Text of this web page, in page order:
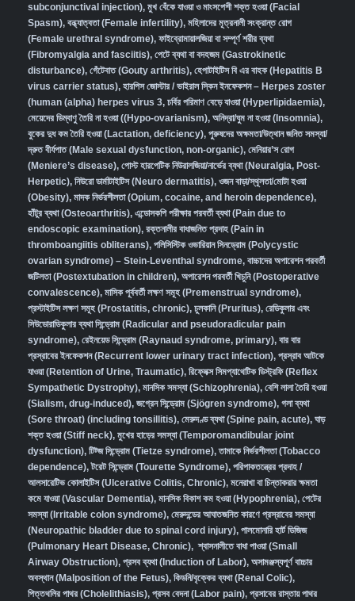
subconjunctival injection), মুখ বেঁকে যাওয়া ও মাংসপেশী শক্ত হওয়া (Facial
Spasm), বন্ধ্যাত্বতা (Female infertility), মহিলাদের মূত্রনালী সংক্রান্ত রোগ
(Female urethral syndrome), ফাইব্রোমায়ালজিয়া বা সম্পূর্ণ শরীর ব্যথা
(Fibromyalgia and fasciitis), পেটে ব্যথা বা বদহজম (Gastrokinetic
disturbance), গেঁটেবাত (Gouty arthritis), হেপাটাইটিস বি এর বাহক (Hepatitis B
virus carrier status), হারপিস জোস্টার / ভাইরাল স্কিন ইনফেকশন – Herpes zoster
(human (alpha) herpes virus 3, চর্বির পরিমাণ বেড়ে যাওয়া (Hyperlipidaemia),
মেয়েদের ডিম্বাণু তৈরি না হওয়া ((Hypo-ovarianism), অনিদ্রা/ঘুম না হওয়া (Insomnia),
বুকের দুধ কম তৈরি হওয়া (Lactation, deficiency), পুরুষদের অক্ষমতা/উত্থান জনিত সমস্যা/
দ্রুত বীর্যপাত (Male sexual dysfunction, non-organic), মেনিয়ার’স রোগ
(Meniere’s disease), পোস্ট হারপেটিক নিউরালজিয়া/নার্ভের ব্যথা (Neuralgia, Post-
Herpetic), নিউরো ডার্মাটাইটিস (Neuro dermatitis), ওজন বাড়া/স্থূলতা/মোটা হওয়া
(Obesity), মাদক নির্ভরশীলতা (Opium, cocaine, and heroin dependence),
হাঁটুর ব্যথা (Osteoarthritis), এন্ডোসকপি পরীক্ষার পরবর্তী ব্যথা (Pain due to
endoscopic examination), রক্তনালীর বাধাজনিত প্রদাহ (Pain in
thromboangiitis obliterans), পলিসিস্টিক ওভারিয়ান সিনড্রোম (Polycystic
ovarian syndrome) – Stein-Leventhal syndrome, বাচ্চাদের অপারেশন পরবর্তী
জটিলতা (Postextubation in children), অপারেশন পরবর্তী খিচুনি (Postoperative
convalescence), মাসিক পূর্ববর্তী লক্ষণ সমূহ (Premenstrual syndrome),
প্রস্টাইটিস লক্ষণ সমূহ (Prostatitis, chronic), চুলকানি (Pruritus), রেডিকুলার এবং
সিউডোরাডিকুলার ব্যথা সিন্ড্রোম (Radicular and pseudoradicular pain
syndrome), রেইনয়েড সিন্ড্রোম (Raynaud syndrome, primary), বার বার
প্রস্রাবের ইনফেকশন (Recurrent lower urinary tract infection), প্রস্রাব আটকে
যাওয়া (Retention of Urine, Traumatic), রিফ্লেক্স সিমপ্যাথেটিক ডিস্ট্রফি (Reflex
Sympathetic Dystrophy), মানসিক সমস্যা (Schizophrenia), বেশি লালা তৈরি হওয়া
(Sialism, drug-induced), জগ্রেন সিন্ড্রোম (Sjögren syndrome), গলা ব্যথা
(Sore throat) (including tonsillitis), মেরুদণ্ড ব্যথা (Spine pain, acute), ঘাড়
শক্ত হওয়া (Stiff neck), মুখের হাড়ের সমস্যা (Temporomandibular joint
dysfunction), টিট্জ সিন্ড্রোম (Tietze syndrome),তামাকে নির্ভরশীলতা (Tobacco
dependence),টরেট সিন্ড্রোম (Tourette Syndrome), পরিপাকতন্ত্রের প্রদাহ /
আলসারেটিভ কোলাইটিস (Ulcerative Colitis, Chronic), মনেরাখা বা চিন্তাকরার ক্ষমতা
কমে যাওয়া (Vascular Dementia), মানসিক বিকাশ কম হওয়া (Hypophrenia), পেটের
সমস্যা (Irritable colon syndrome), মেরুদন্ডের আঘাতজনিত কারণে প্রস্রাবের সমস্যা
(Neuropathic bladder due to spinal cord injury), পালমোনারি হার্ট ডিজিজ
(Pulmonary Heart Disease, Chronic),শ্বাসনালীতে বাধা পাওয়া (Small
Airway Obstruction), প্রসব ব্যথা (Induction of Labor), অসামঞ্জস্যপূর্ণ বাচ্চার
অবস্থান (Malposition of the Fetus), কিডনি/বৃক্কের ব্যথা (Renal Colic),
পিত্তথলির পাথর (Cholelithiasis), প্রসব বেদনা (Labor pain), প্রসাবের রাস্তায় পাথর